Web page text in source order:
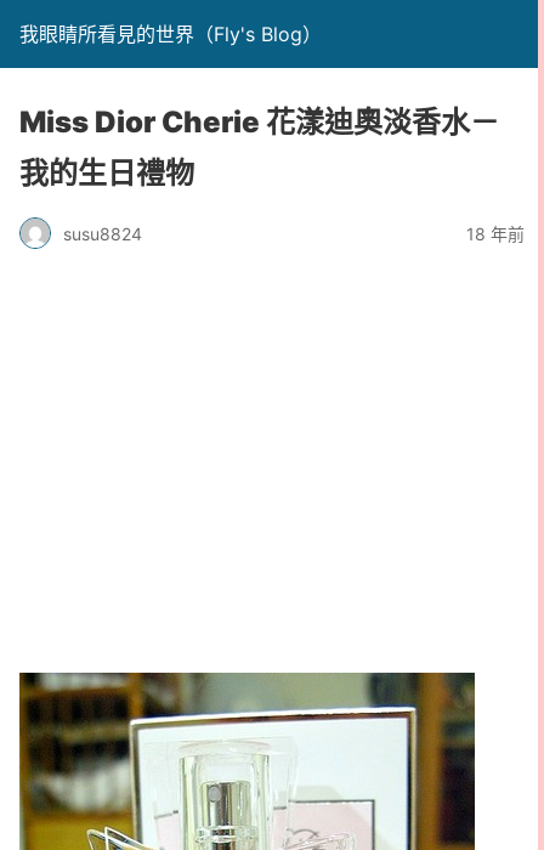
我眼睛所看見的世界（Fly's Blog）
Miss Dior Cherie 花漾迪奧淡香水－
我的生日禮物
susu8824 18 年前